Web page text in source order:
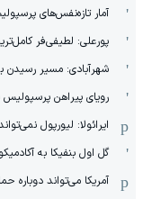
آمار تازه‌نفس‌های
پورعلی: لطیفی‌فر
شهرآبادی: مسیر رسیدن
رویای پیراهن پرسپولیس
ایرائولا: لیورپول
گل اول بنفیکا به
آمریکا می‌تواند دوباره